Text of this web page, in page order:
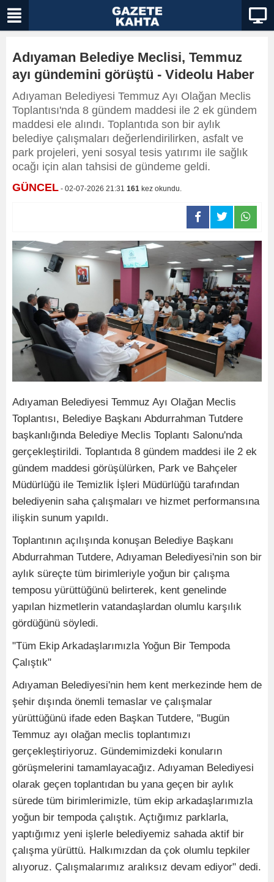
Adıyaman Belediye Meclisi, Temmuz
ayı gündemini görüştü - Videolu Haber
Adıyaman Belediyesi Temmuz Ayı Olağan Meclis
Toplantısı'nda 8 gündem maddesi ile 2 ek gündem
maddesi ele alındı. Toplantıda son bir aylık
belediye çalışmaları değerlendirilirken, asfalt ve
park projeleri, yeni sosyal tesis yatırımı ile sağlık
ocağı için alan tahsisi de gündeme geldi.
GÜNCEL - 02-07-2026 21:31 161 kez okundu.
Adıyaman Belediyesi Temmuz Ayı Olağan Meclis
Toplantısı, Belediye Başkanı Abdurrahman Tutdere
başkanlığında Belediye Meclis Toplantı Salonu'nda
gerçekleştirildi. Toplantıda 8 gündem maddesi ile 2 ek
gündem maddesi görüşülürken, Park ve Bahçeler
Müdürlüğü ile Temizlik İşleri Müdürlüğü tarafından
belediyenin saha çalışmaları ve hizmet performansına
ilişkin sunum yapıldı.
Toplantının açılışında konuşan Belediye Başkanı
Abdurrahman Tutdere, Adıyaman Belediyesi'nin son bir
aylık süreçte tüm birimleriyle yoğun bir çalışma
temposu yürüttüğünü belirterek, kent genelinde
yapılan hizmetlerin vatandaşlardan olumlu karşılık
gördüğünü söyledi.
"Tüm Ekip Arkadaşlarımızla Yoğun Bir Tempoda
Çalıştık"
Adıyaman Belediyesi'nin hem kent merkezinde hem de
şehir dışında önemli temaslar ve çalışmalar
yürüttüğünü ifade eden Başkan Tutdere, "Bugün
Temmuz ayı olağan meclis toplantımızı
gerçekleştiriyoruz. Gündemimizdeki konuların
görüşmelerini tamamlayacağız. Adıyaman Belediyesi
olarak geçen toplantıdan bu yana geçen bir aylık
sürede tüm birimlerimizle, tüm ekip arkadaşlarımızla
yoğun bir tempoda çalıştık. Açtığımız parklarla,
yaptığımız yeni işlerle belediyemiz sahada aktif bir
çalışma yürüttü. Halkımızdan da çok olumlu tepkiler
alıyoruz. Çalışmalarımız aralıksız devam ediyor" dedi.